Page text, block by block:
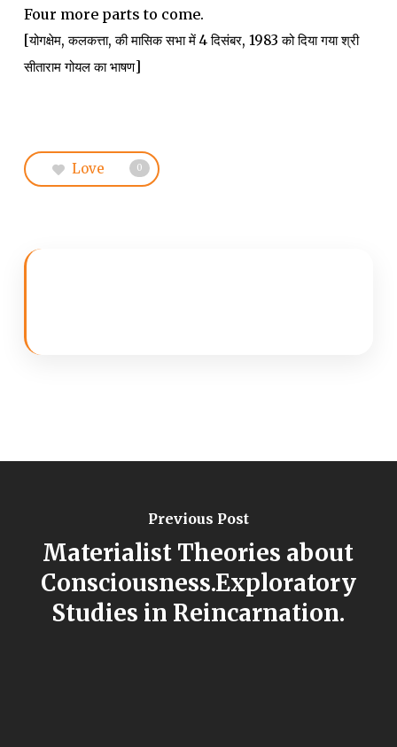
Four more parts to come.
[योगक्षेम, कलकत्ता, की मासिक सभा में 4 दिसंबर, 1983 को दिया गया श्री
सीताराम गोयल का भाषण]
Love 0
Previous Post
Materialist Theories about
Consciousness.Exploratory
Studies in Reincarnation.